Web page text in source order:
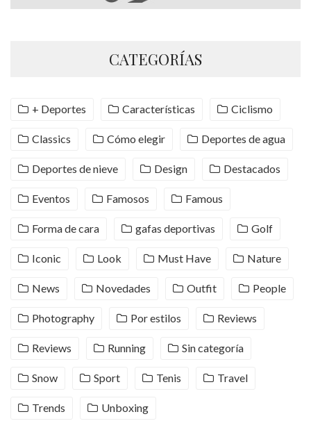
CATEGORÍAS
+ Deportes Características Ciclismo
Classics Cómo elegir Deportes de agua
Deportes de nieve Design Destacados
Eventos Famosos Famous
Forma de cara gafas deportivas Golf
Iconic Look Must Have Nature
News Novedades Outfit People
Photography Por estilos Reviews
Reviews Running Sin categoría
Snow Sport Tenis Travel
Trends Unboxing